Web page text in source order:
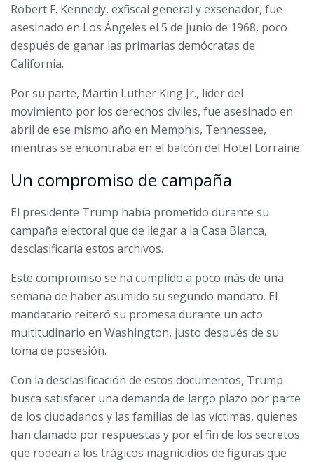
Robert F. Kennedy, exfiscal general y exsenador, fue
asesinado en Los Ángeles el 5 de junio de 1968, poco
después de ganar las primarias demócratas de
California.
Por su parte, Martin Luther King Jr., líder del
movimiento por los derechos civiles, fue asesinado en
abril de ese mismo año en Memphis, Tennessee,
mientras se encontraba en el balcón del Hotel Lorraine.
Un compromiso de campaña
El presidente Trump había prometido durante su
campaña electoral que de llegar a la Casa Blanca,
desclasificaría estos archivos.
Este compromiso se ha cumplido a poco más de una
semana de haber asumido su segundo mandato. El
mandatario reiteró su promesa durante un acto
multitudinario en Washington, justo después de su
toma de posesión.
Con la desclasificación de estos documentos, Trump
busca satisfacer una demanda de largo plazo por parte
de los ciudadanos y las familias de las víctimas, quienes
han clamado por respuestas y por el fin de los secretos
que rodean a los trágicos magnicidios de figuras que